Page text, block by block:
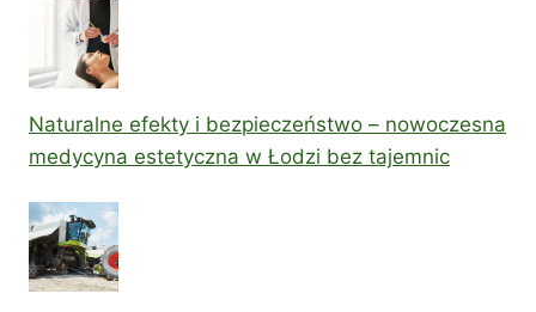
Naturalne efekty i bezpieczeństwo – nowoczesna
medycyna estetyczna w Łodzi bez tajemnic